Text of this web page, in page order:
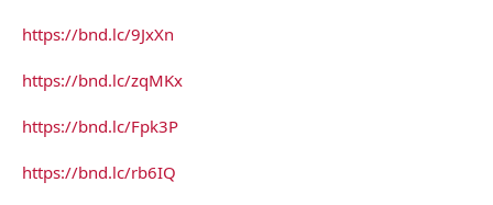
https://bnd.lc/9JxXn
https://bnd.lc/zqMKx
https://bnd.lc/Fpk3P
https://bnd.lc/rb6IQ